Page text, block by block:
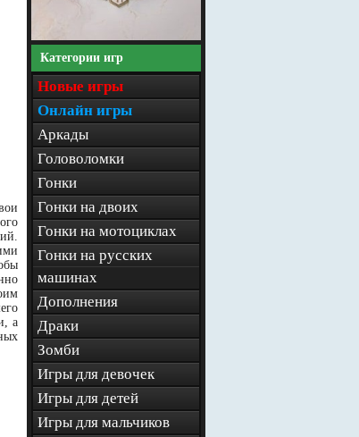
а
Категории игр
Новые игры
Онлайн игры
Аркады
Головоломки
Гонки
Гонки на двоих
Гонки на мотоциклах
Гонки на русских
машинах
Дополнения
Драки
Зомби
Игры для девочек
Игры для детей
Игры для мальчиков